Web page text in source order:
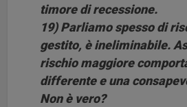
timore di recessione.
19) Parliamo spesso di
gestito, è ineliminabile.
rischio maggiore
differente e una
Non è vero?